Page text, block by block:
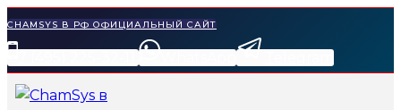
Перейти
к
содержимому
CHAMSYS В РФ ОФИЦИАЛЬНЫЙ САЙТ